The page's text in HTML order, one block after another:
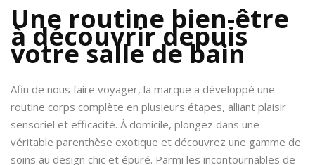
Une routine bien-être
à découvrir depuis
votre salle de bain
Afin de nous faire voyager, la marque a développé une
routine corps complète en plusieurs étapes, alliant plaisir
sensoriel et efficacité. À domicile, plongez dans une
véritable parenthèse exotique et découvrez une gamme de
soins au design chic et épuré. Parmi les incontournables de